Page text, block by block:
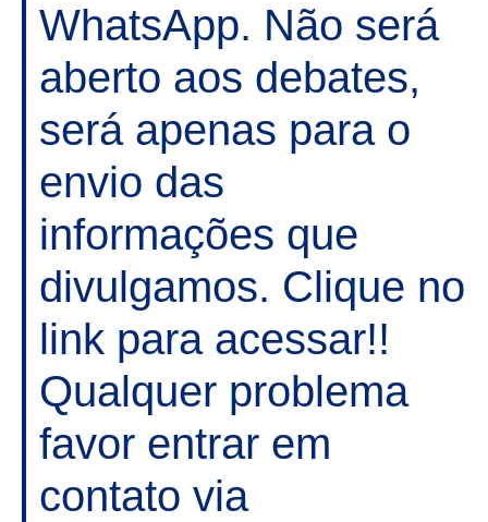
WhatsApp. Não será
aberto aos debates,
será apenas para o
envio das
informações que
divulgamos. Clique no
link para acessar!!
Qualquer problema
favor entrar em
contato via